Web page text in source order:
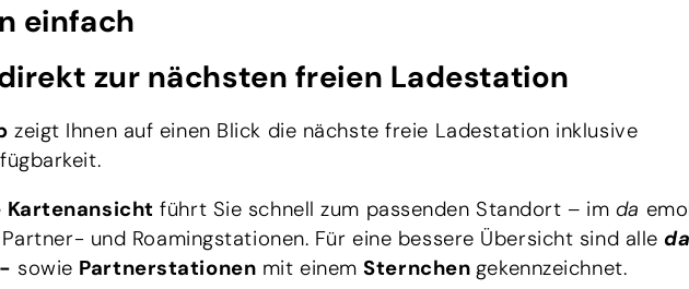
einfach
zur nächsten freien Ladestation
zeigt Ihnen auf einen Blick die nächste freie Ladestation inklusive
führt Sie schnell zum passenden Standort – im da
und Roamingstationen. Für eine bessere Übersicht sind alle da
sowie Partnerstationen mit einemSternchen gekennzeichnet.